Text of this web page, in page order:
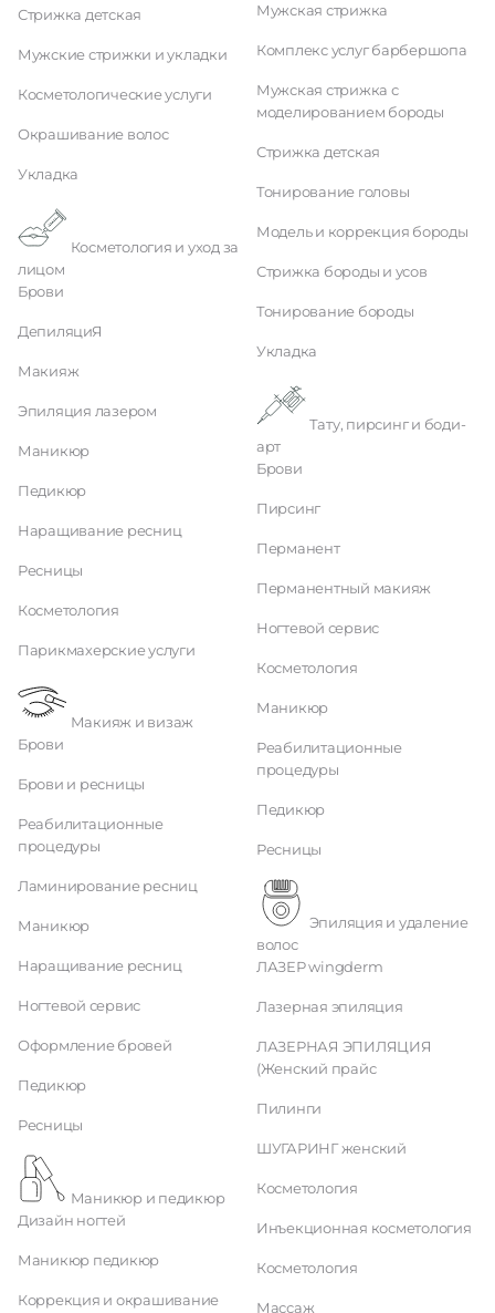
Стрижка детская
Мужские стрижки и укладки
Косметологические услуги
Окрашивание волос
Укладка
лицом
Брови
ДепиляциЯ
Макияж
Эпиляция лазером
Маникюр
Педикюр
Наращивание ресниц
Ресницы
Косметология
Парикмахерские услуги
Макияж и визаж
Брови
Брови и ресницы
Реабилитационные
процедуры
Ламинирование ресниц
Маникюр
Наращивание ресниц
Ногтевой сервис
Оформление бровей
Педикюр
Ресницы
Маникюр и педикюр
Дизайн ногтей
Маникюр педикюр
Коррекция и окрашивание
Мужская стрижка
Комплекс услуг барбершопа
Мужская стрижка с
моделированием бороды
Стрижка детская
Тонирование головы
Модель и коррекция бороды
Стрижка бороды и усов
Тонирование бороды
Укладка
арт
Брови
Пирсинг
Перманент
Перманентный макияж
Ногтевой сервис
Косметология
Маникюр
Реабилитационные
процедуры
Педикюр
Ресницы
волос
ЛАЗЕР wingderm
Лазерная эпиляция
ЛАЗЕРНАЯ ЭПИЛЯЦИЯ
(Женский прайс
Пилинги
ШУГАРИНГ женский
Косметология
Инъекционная косметология
Косметология
Массаж